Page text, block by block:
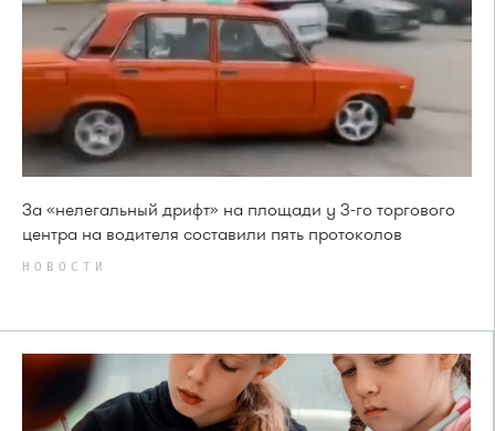
За «нелегальный дрифт» на площади у 3-го торгового
центра на водителя составили пять протоколов
НОВОСТИ